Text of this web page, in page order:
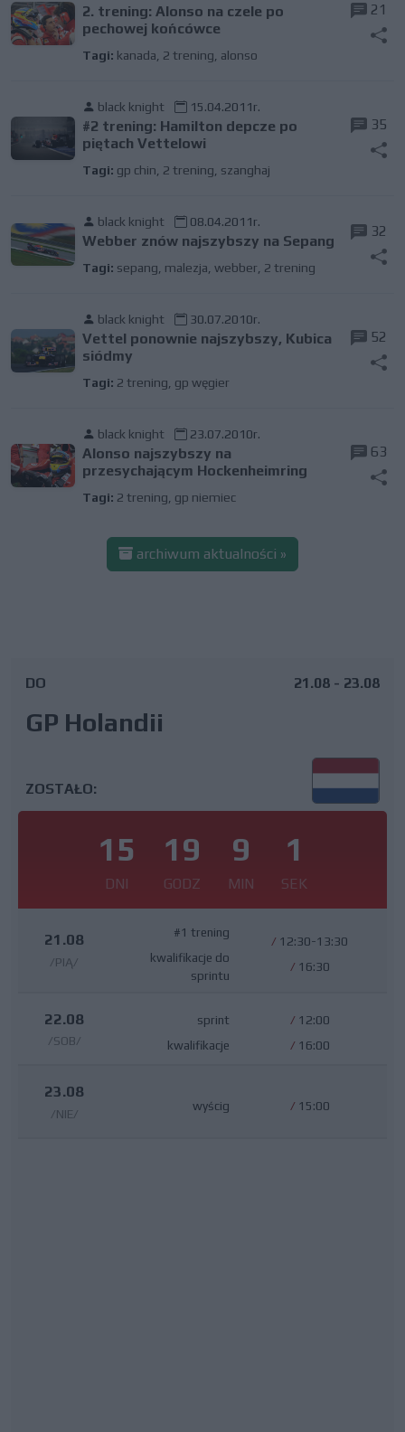
2. trening: Alonso na czele po
pechowej końcówce
Tagi: kanada 2 trening alonso
21
black knight 15.04.2011r.
#2 trening: Hamilton depcze po
piętach Vettelowi
Tagi: gp chin 2 trening szanghaj
35
black knight 08.04.2011r.
Webber znów najszybszy na Sepang
Tagi: sepang malezja webber 2 trening
32
black knight 30.07.2010r.
Vettel ponownie najszybszy, Kubica
siódmy
Tagi: 2 trening gp węgier
52
black knight 23.07.2010r.
Alonso najszybszy na
przesychającym Hockenheimring
Tagi: 2 trening gp niemiec
63
archiwum aktualności »
DO
GP Holandii
21.08 - 23.08
ZOSTAŁO:
15
DNI
19
GODZ
9
MIN
1
SEK
21.08
/PIĄ/
#1 trening
kwalifikacje do
sprintu
/ 12:30-13:30
/ 16:30
22.08
/SOB/
sprint
kwalifikacje
/ 12:00
/ 16:00
23.08
/NIE/
wyścig / 15:00